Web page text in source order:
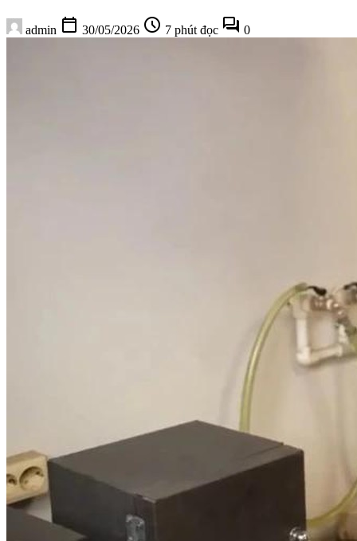
admin calendar_today 30/05/2026 schedule 7 phút đọc forum 0